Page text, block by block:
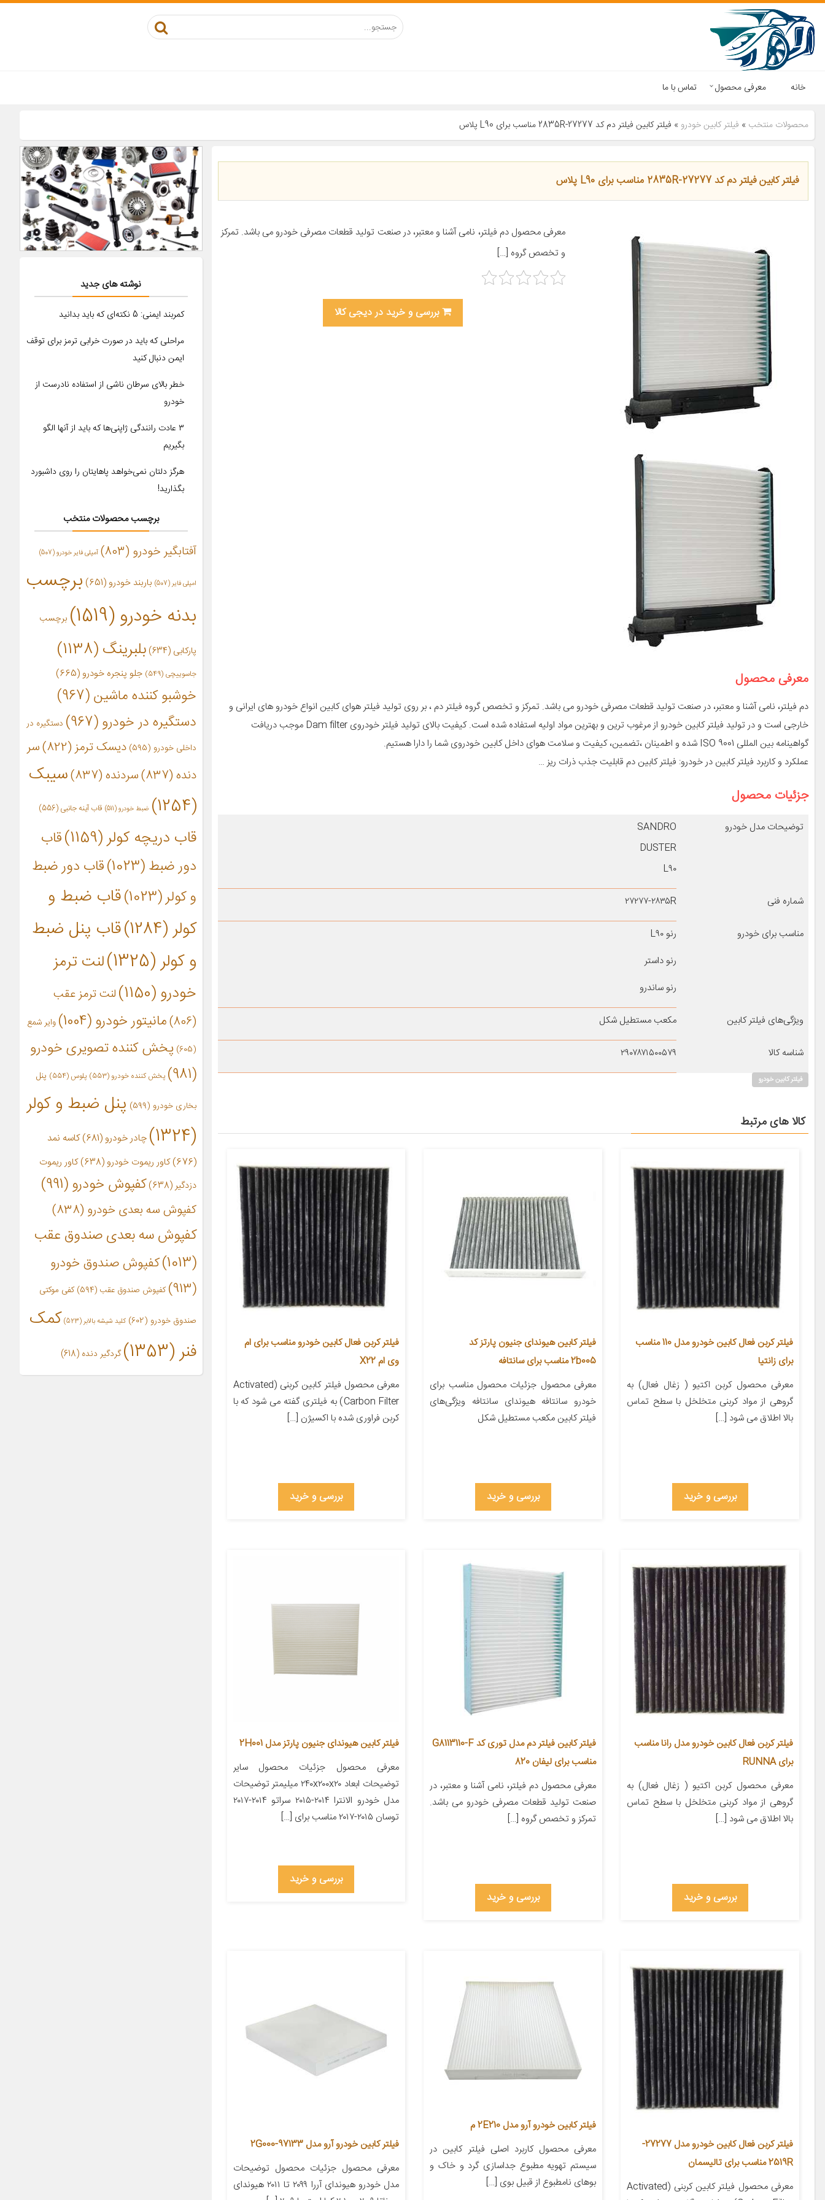
خانه معرفی محصول تماس با ما
محصولات منتخب » فیلتر کابین خودرو» فیلتر کابین فیلتر دم کد 27277-2835R مناسب برای L90 پلاس
فیلتر کابین فیلتر دم کد 27277-2835R مناسب برای L90 پلاس
معرفی محصول دم فیلتر، نامی آشنا و معتبر، در صنعت تولید قطعات مصرفی خودرو می باشد. تمرکز
و تخصص گروه […]
بررسی و خرید در دیجی کالا
معرفی محصول
دم فیلتر، نامی آشنا و معتبر، در صنعت تولید قطعات مصرفی خودرو می باشد. تمرکز و تخصص گروه فیلتر دم ، بر روی تولید فیلتر هوای کابین انواع خودرو های ایرانی و
خارجی است و در تولید فیلتر کابین خودرو از مرغوب ترین و بهترین مواد اولیه استفاده شده است. کیفیت بالای تولید فیلتر خودروی Dam filter موجب دریافت
گواهینامه بین المللی ISO 9001 شده و اطمینان ،تضمین، کیفیت و سلامت هوای داخل کابین خودروی شما را دارا هستیم.
عملکرد و کاربرد فیلتر کابین در خودرو: فیلتر کابین دم قابلیت جذب ذرات ریز …
جزئیات محصول
توضیحات مدل خودرو
SANDRO
DUSTER
L۹۰
شماره فنی ۲۷۲۷۷-۲۸۳۵R
مناسب برای خودرو
رنو L۹۰
رنو داستر
رنو ساندرو
ویژگی‌های فیلتر کابین مکعب مستطیل شکل
شناسه کالا ۲۹۰۷۸۷۱۵۰۰۵۷۹
فیلتر کابین خودرو
کالا های مرتبط
فیلتر کربن فعال کابین خودرو مدل 110 مناسب
برای زانتیا
معرفی محصول کربن اکتیو ( زغال فعال) به
گروهی از مواد کربنی متخلخل با سطح تماس
بالا اطلاق می شود […]
بررسی و خرید
فیلتر کابین هیوندای جنیون پارتز کد
2b005 مناسب برای سانتافه
معرفی محصول جزئیات محصول مناسب برای
خودرو سانتافه هیوندای سانتافه ویژگی‌های
فیلتر کابین مکعب مستطیل شکل
بررسی و خرید
فیلتر کربن فعال کابین خودرو مناسب برای ام
وی ام X22
معرفی محصول فیلتر کابین کربنی (Activated
Carbon Filter) به فیلتری گفته می شود که با
کربن فراوری شده با اکسیژن […]
بررسی و خرید
فیلتر کربن فعال کابین خودرو مدل رانا مناسب
برای RUNNA
معرفی محصول کربن اکتیو ( زغال فعال) به
گروهی از مواد کربنی متخلخل با سطح تماس
بالا اطلاق می شود […]
بررسی و خرید
فیلتر کابین فیلتر دم مدل توری کد G8113110-F
مناسب برای لیفان 820
معرفی محصول دم فیلتر، نامی آشنا و معتبر، در
صنعت تولید قطعات مصرفی خودرو می باشد.
تمرکز و تخصص گروه […]
بررسی و خرید
فیلتر کابین هیوندای جنیون پارتز مدل 2H001
معرفی محصول جزئیات محصول سایر
توضیحات ابعاد ۲۴۰x۲۰۰x۲۰ میلیمتر توضیحات
مدل خودرو الانترا ۲۰۱۴-۲۰۱۵ سراتو ۲۰۱۴-۲۰۱۷
توسان ۲۰۱۵-۲۰۱۷ مناسب برای […]
بررسی و خرید
فیلتر کربن فعال کابین خودرو مدل 27277-
2519R مناسب برای تالیسمان
معرفی محصول فیلتر کابین کربنی (Activated
فیلتر کابین خودرو آرو مدل 2E210 م
معرفی محصول کاربرد اصلی فیلتر کابین در
سیستم تهویه مطبوع جداسازی گرد و خاک و
بوهای نامطبوع از قبیل بوی […]
فیلتر کابین خودرو آرو مدل 2G000-97133
معرفی محصول جزئیات محصول توضیحات
مدل خودرو هیوندای آررا ۲۰۹۹ تا ۲۰۱۱ هیوندای
نوشته های جدید
کمربند ایمنی: 5 نکته‌ای که باید بدانید
مراحلی که باید در صورت خرابی ترمز برای توقف
ایمن دنبال کنید
خطر بالای سرطان ناشی از استفاده نادرست از
خودرو
۳ عادت رانندگی ژاپنی‌ها که باید از آنها الگو
بگیریم
هرگز دلتان نمی‌خواهد پاهایتان را روی داشبورد
بگذارید!
برچسب محصولات منتخب
آفتابگیر خودرو (803) آمپلی فایر خودرو(507)
امپلی فایر (507) باربند خودرو(651)
برچسب
بدنه خودرو(1519) برچسب
پارکابی (634) بلبرینگ(1138)
جاسوییچی (549) جلو پنجره خودرو (665)
خوشبو کننده ماشین(967)
دستگیره در خودرو(967)
دستگیره در
داخلی خودرو (595) دیسک ترمز(822)
سر
دنده(837) سردنده(837)
سیبک
(1254)
ضبط خودرو(511) قاب آینه جانبی (556)
قاب دریچه کولر(1159)
قاب
دور ضبط(1023)
قاب دور ضبط
و کولر(1023)
قاب ضبط و
کولر(1284)
قاب پنل ضبط
و کولر(1325)
لنت ترمز
خودرو(1150)
لنت ترمز عقب
(806)
مانیتور خودرو(1004)
وایر شمع
(605)
پخش کننده تصویری خودرو
(981)
پخش کننده خودرو(553) پلوس(554) پنل
بخاری خودرو (599)
پنل ضبط و کولر
(1324)
چادر خودرو (681)
کاسه نمد
(676)
کاور ریموت خودرو(638)
کاور ریموت
دزدگیر(638) کفپوش خودرو(991)
کفپوش سه بعدی خودرو (838)
کفپوش سه بعدی صندوق عقب
(1013)
کفپوش صندوق خودرو
(913)
کفپوش صندوق عقب (594) کفی موکتی
صندوق خودرو (602) کلید شیشه بالابر(523)
کمک
فنر(1353) گردگیر دنده (618)